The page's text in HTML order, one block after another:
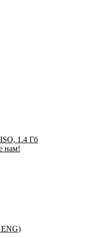
1.4 Гб
нам!
ENG)